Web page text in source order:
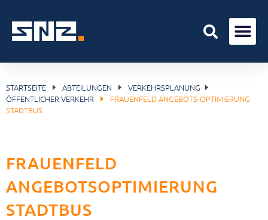
STARTSEITE ABTEILUNGEN
VERKEHRSPLANUNG
ÖFFENTLICHER VERKEHR
FRAUENFELD ANGEBOTS-OPTIMIERUNG
STADTBUS
FRAUENFELD
ANGEBOTSOPTIMIERUNG
STADTBUS